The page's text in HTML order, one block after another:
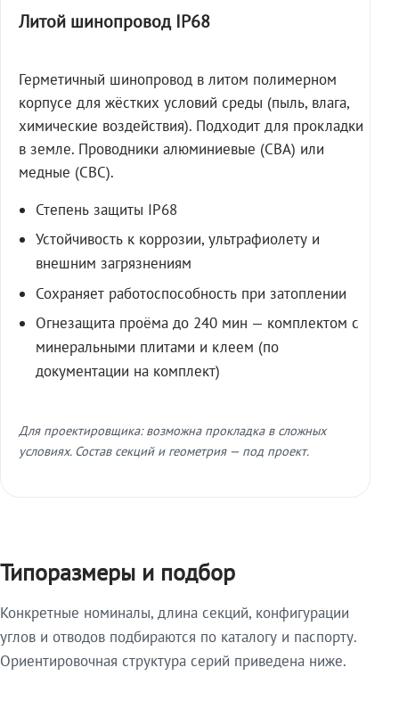
Литой шинопровод IP68
Герметичный шинопровод в литом полимерном
корпусе для жёстких условий среды (пыль, влага,
химические воздействия). Подходит для прокладки
в земле. Проводники алюминиевые (СВА) или
медные (СВС).
Степень защиты IP68
Устойчивость к коррозии, ультрафиолету и
внешним загрязнениям
Сохраняет работоспособность при затоплении
Огнезащита проёма до 240 мин — комплектом с
минеральными плитами и клеем (по
документации на комплект)
Для проектировщика: возможна прокладка в сложных
условиях. Состав секций и геометрия — под проект.
Типоразмеры и подбор
Конкретные номиналы, длина секций, конфигурации
углов и отводов подбираются по каталогу и паспорту.
Ориентировочная структура серий приведена ниже.